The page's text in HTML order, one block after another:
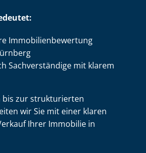
Im­mo­bi­li­en­be­wer­tung
Sachverständige mit klarem
bis zur strukturierten
wir Sie mit einer klaren
Ihrer Immobilie in